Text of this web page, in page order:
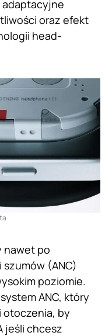
oraz efekt
head-
nawet po
(ANC)
poziomie.
ANC, który
otoczenia, by
jeśli chcesz